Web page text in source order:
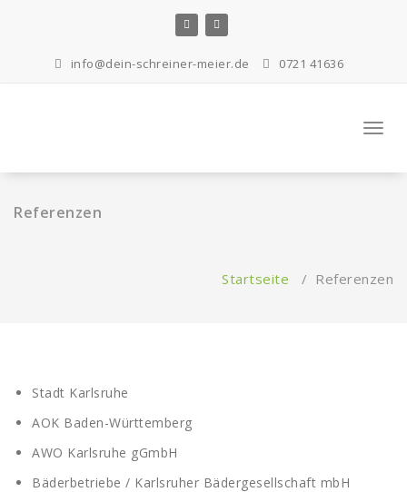
info@dein-schreiner-meier.de 0721 41636
Referenzen
Startseite / Referenzen
Stadt Karlsruhe
AOK Baden-Württemberg
AWO Karlsruhe gGmbH
Bäderbetriebe / Karlsruher Bädergesellschaft mbH